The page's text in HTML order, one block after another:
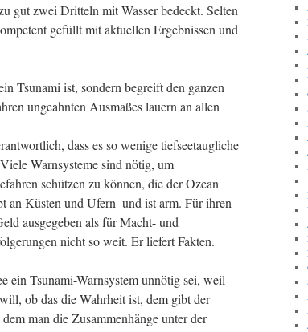
gut zwei Dritteln mit Wasser bedeckt. Selten
gefüllt mit aktuellen Ergebnissen und
Tsunami ist, sondern begreift den ganzen
ungeahnten Ausmaßes lauern an allen
dass es so wenige tiefseetaugliche
Warnsysteme sind nötig, um
schützen zu können, die der Ozean
Küsten und Ufern  und ist arm. Für ihren
ausgegeben als für Macht- und
nicht so weit. Er liefert Fakten.
ein Tsunami-Warnsystem unnötig sei, weil
ob das die Wahrheit ist, dem gibt der
man die Zusammenhänge unter der